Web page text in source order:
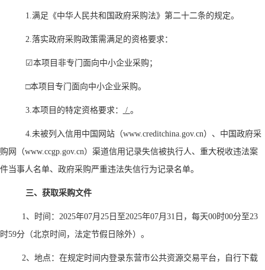
1.满足《中华人民共和国政府采购法》第二十二条的规定。
2.落实政府采购政策需满足的资格要求：
☑本项目非专门面向中小企业采购；
□本项目专门面向中小企业采购。
3.本项目的特定资格要求： / 。
4.未被列入信用中国网站（www.creditchina.gov.cn）、中国政府采
购网（www.ccgp.gov.cn）渠道信用记录失信被执行人、重大税收违法案
件当事人名单、政府采购严重违法失信行为记录名单。
三、获取采购文件
1、时间：2025年07月25 日至2025年07月31 日，每天00时00分至23
时59分（北京时间，法定节假日除外）。
2、地点：在规定时间内登录东营市公共资源交易平台，自行下载